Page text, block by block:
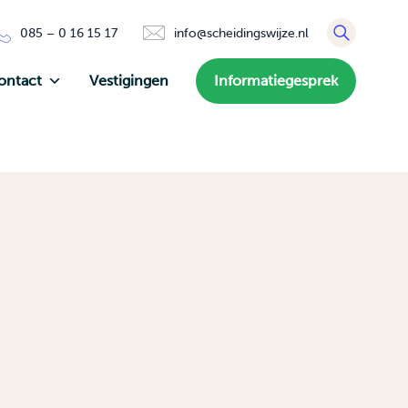
085 – 0 16 15 17 info@scheidingswijze.nl
Vestigingen Informatiegesprek